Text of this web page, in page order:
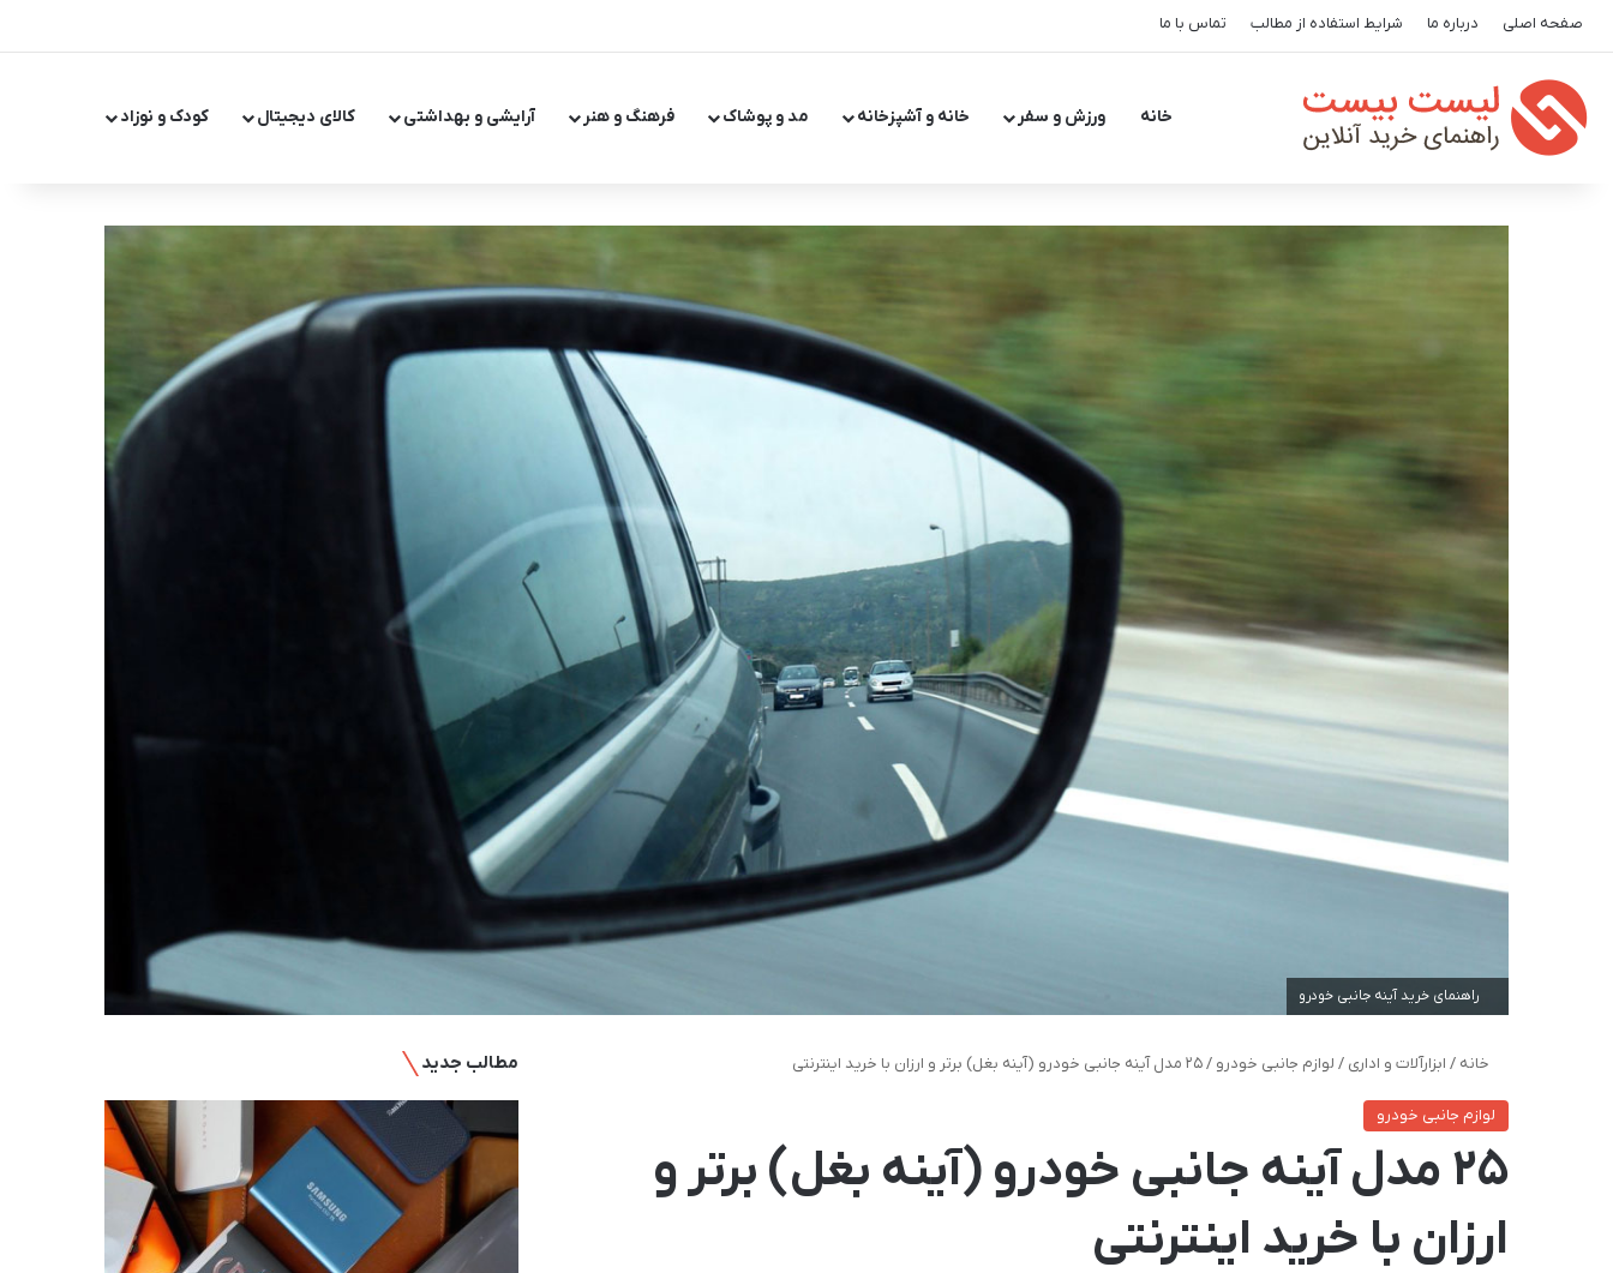
صفحه اصلی درباره ما شرایط استفاده از مطالب تماس با ما
خانه ورزش و سفر خانه و آشپزخانه مد و پوشاک فرهنگ و هنر آرایشی و بهداشتی کالای دیجیتال کودک و نوزاد
راهنمای خرید آینه جانبی خودرو
خانه / ابزارآلات و اداری / لوازم جانبی خودرو /25 مدل آینه جانبی خودرو (آینه بغل) برتر و ارزان با خرید اینترنتی
لوازم جانبی خودرو
25 مدل آینه جانبی خودرو (آینه بغل) برتر و
ارزان با خرید اینترنتی
مطالب جدید